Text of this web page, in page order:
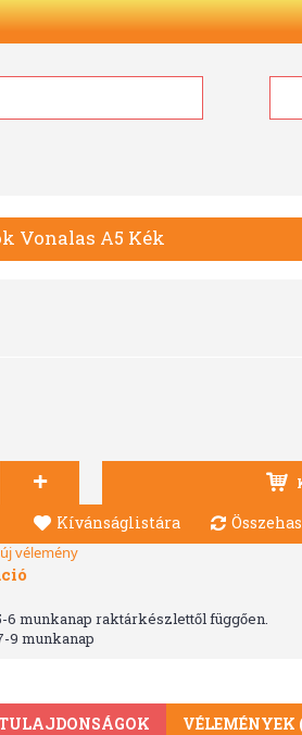
Vonalas A5 Kék
+
Kívánságlistára
új vélemény
6 munkanap raktárkészlettől függően.
9 munkanap
VÉLEMÉNYEK